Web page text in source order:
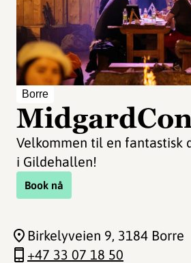
Borre
Velkommen til en fantastisk
i Gildehallen!
Book nå
Birkelyveien 9, 3184 Borre
+47 33 07 18 50